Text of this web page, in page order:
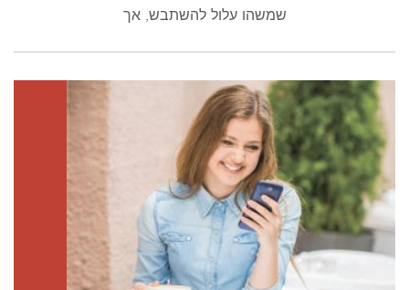
שמשהו עלול להשתבש, אך